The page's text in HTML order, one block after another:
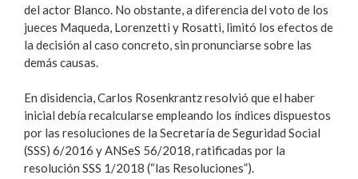
del actor Blanco. No obstante, a diferencia del voto de los
jueces Maqueda, Lorenzetti y Rosatti, limitó los efectos de
la decisión al caso concreto, sin pronunciarse sobre las
demás causas.
En disidencia, Carlos Rosenkrantz resolvió que el haber
inicial debía recalcularse empleando los índices dispuestos
por las resoluciones de la Secretaría de Seguridad Social
(SSS) 6/2016 y ANSeS 56/2018, ratificadas por la
resolución SSS 1/2018 (“las Resoluciones”).